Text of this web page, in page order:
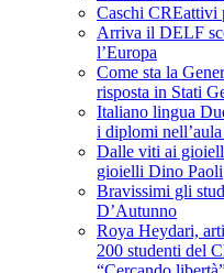
Caschi CREattivi
Arriva il DELF
l’Europa
Come sta la
risposta in Stati
Italiano lingua
i diplomi
Dalle viti ai
gioielli Dino Paoli
Bravissimi gli
D’Autunno
Roya Heydari,
200 studenti del